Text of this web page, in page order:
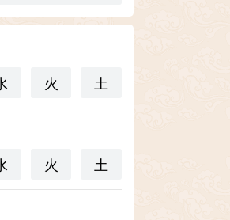
火 土
火 土